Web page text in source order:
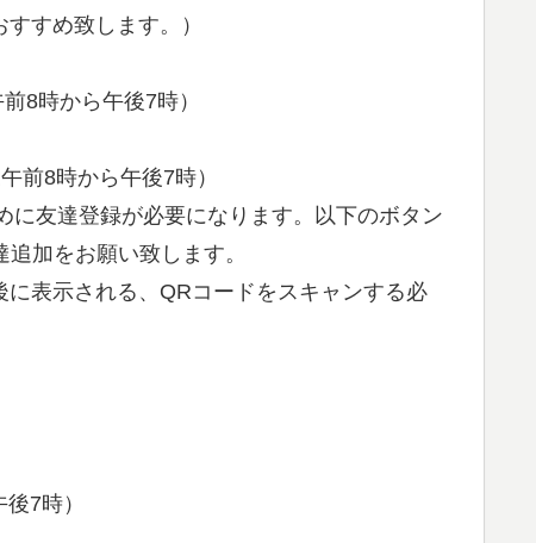
すめ致します。）
8時から午後7時）
前8時から午後7時）
に友達登録が必要になります。以下のボタン
加をお願い致します。
に表示される、QRコードをスキャンする必
7時）